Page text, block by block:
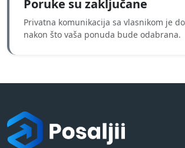
Poruke su zaključane
Privatna komunikacija sa vlasnikom je
nakon što vaša ponuda bude odabrana.